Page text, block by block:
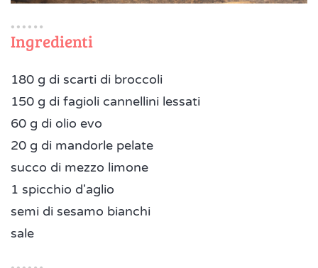
Ingredienti
180 g di scarti di broccoli
150 g di fagioli cannellini lessati
60 g di olio evo
20 g di mandorle pelate
succo di mezzo limone
1 spicchio d'aglio
semi di sesamo bianchi
sale